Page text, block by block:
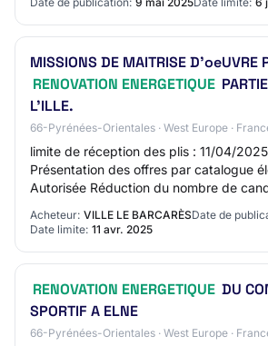
MISSIONS DE MAITRISE D'oeUVRE
RENOVATION ENERGETIQUE
L'ILLE.
66-Pyrénées-Orientales · West Europe ·
limite de réception des plis : 11/04/
Présentation des offres par catalogue
Autorisée Réduction du nombre de
Possibilité d'attribution sans
Acheteur: VILLE LE BARCARÈSDate de
Date limite: 11 avr. 2025
RENOVATION ENERGETIQUE DU
SPORTIF A ELNE
66-Pyrénées-Orientales · West Europe ·